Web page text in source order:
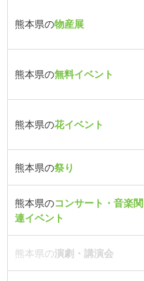
熊本県の物産展
熊本県の無料イベント
熊本県の花イベント
熊本県の祭り
熊本県のコンサート・音楽関
連イベント
熊本県の演劇・講演会